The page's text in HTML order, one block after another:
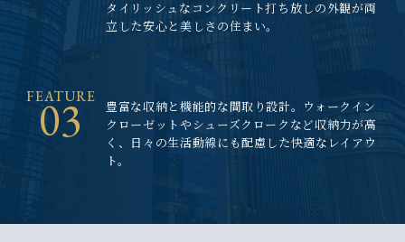
タイリッシュなコンクリート打ち放しの外観が両
立した安心と美しさの住まい。
FEATURE
03
豊富な収納と機能的な間取り設計。ウォークイン
クローゼットやシューズクロークなど収納力が高
く、日々の生活動線にも配慮した快適なレイアウ
ト。